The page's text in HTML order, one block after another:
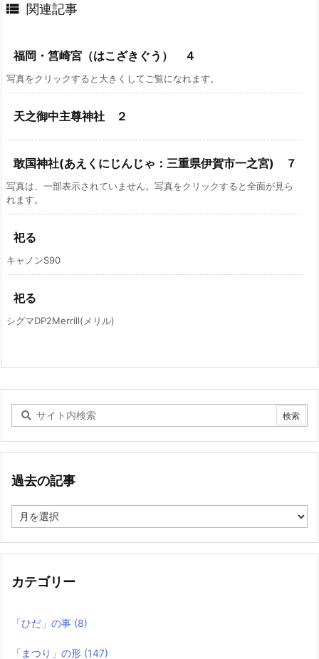
 関連記事
福岡・筥崎宮（はこざきぐう） ４
写真をクリックすると大きくしてご覧になれます。
天之御中主尊神社 ２
敢国神社(あえくにじんじゃ：三重県伊賀市一之宮) ７
写真は、一部表示されていません。写真をクリックすると全面が見ら
れます。
祀る
キャノンS90
祀る
シグマDP2Merrill(メリル)
過去の記事
去
記
カテゴリー
「ひだ」の事 (8)
「まつり」の形 (147)